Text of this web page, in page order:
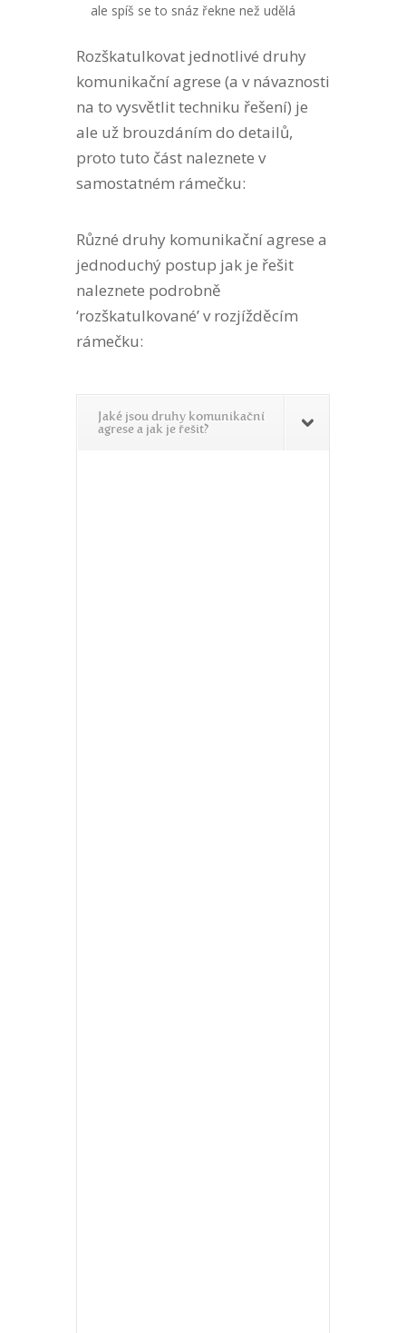
ale spíš se to snáz řekne než udělá
Rozškatulkovat jednotlivé druhy
komunikační agrese (a v návaznosti
na to vysvětlit techniku řešení) je
ale už brouzdáním do detailů,
proto tuto část naleznete v
samostatném rámečku:
Různé druhy komunikační agrese a
jednoduchý postup jak je řešit
naleznete podrobně
‘rozškatulkované’ v rozjížděcím
rámečku:
Jaké jsou druhy komunikační
agrese a jak je řešit?